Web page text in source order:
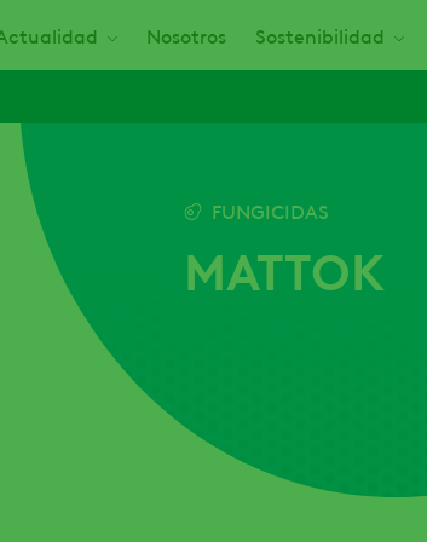
Nosotros Sostenibilidad
FUNGICIDAS
MATTOK